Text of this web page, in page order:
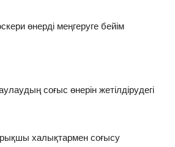
өнерді меңгеруге бейім
соғыс өнерін жетілдірудегі
халықтармен соғысу